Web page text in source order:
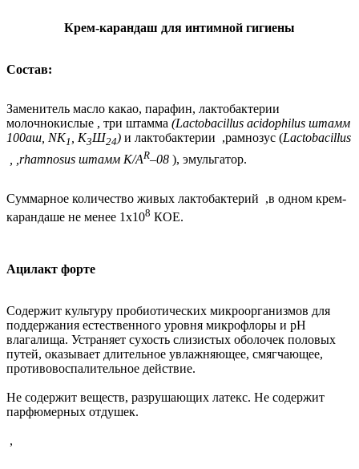
Крем-карандаш для интимной гигиены
Состав:
Заменитель масло какао, парафин, лактобактерии
молочнокислые , три штамма (Lactobacillus acidophilus штамм
100аш, NK1 , К3Ш24) и лактобактерии ,рамнозус (Lactobacillus
rhamnosus штамм К/АR–08 ), эмульгатор.
Суммарное количество живых лактобактерий ,в одном крем-
карандаше не менее 1х108 КОЕ.
Ацилакт форте
Содержит культуру пробиотических микроорганизмов для
поддержания естественного уровня микрофлоры и pH
влагалища. Устраняет сухость слизистых оболочек половых
путей, оказывает длительное увлажняющее, смягчающее,
противовоспалительное действие.
Не содержит веществ, разрушающих латекс. Не содержит
парфюмерных отдушек.
,